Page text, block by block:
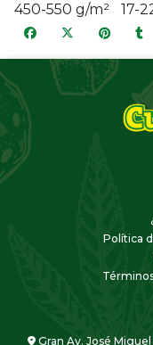
450-550 g/m²
17-
Política
Gran Av. José